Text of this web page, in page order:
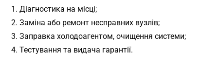
Діагностика на місці;
Заміна або ремонт несправних вузлів;
Заправка холодоагентом, очищення системи;
Тестування та видача гарантії.